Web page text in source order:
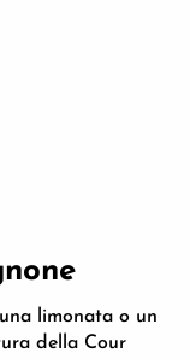
limonata o un
della Cour